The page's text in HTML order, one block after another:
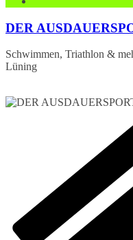
DER
Schwimmen, Triathlon &
Lüning